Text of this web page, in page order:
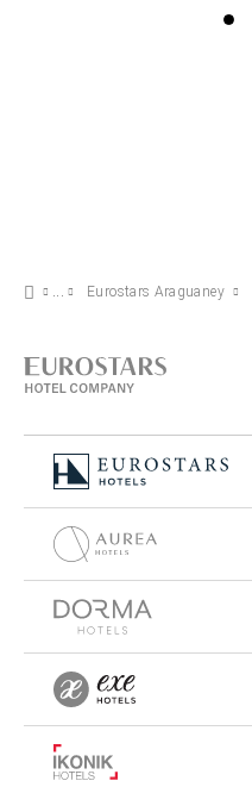
Eurostars Araguaney